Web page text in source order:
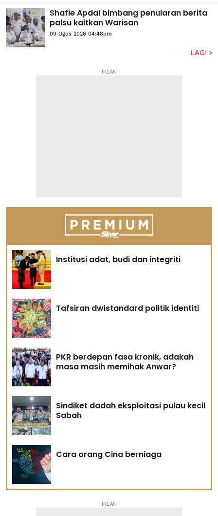
Shafie Apdal bimbang penularan berita
palsu kaitkan Warisan
09 Ogos 2026 04:48pm
LAGI
- IKLAN -
Institusi adat, budi dan integriti
Tafsiran dwistandard politik identiti
PKR berdepan fasa kronik, adakah
masa masih memihak Anwar?
Sindiket dadah eksploitasi pulau kecil
Sabah
Cara orang Cina berniaga
- IKLAN -